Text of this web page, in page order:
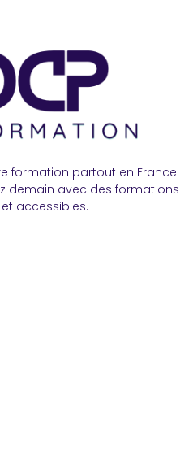
formation partout en France.
demain avec des formations
accessibles.